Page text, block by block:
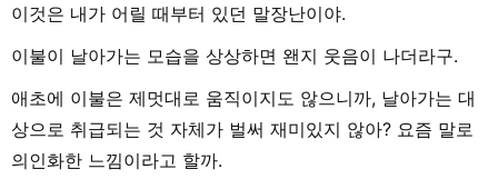
이것은 내가 어릴 때부터 있던 말장난이야.
이불이 날아가는 모습을 상상하면 왠지 웃음이 나더라구.
애초에 이불은 제멋대로 움직이지도 않으니까, 날아가는 대
상으로 취급되는 것 자체가 벌써 재미있지 않아? 요즘 말로
의인화한 느낌이라고 할까.